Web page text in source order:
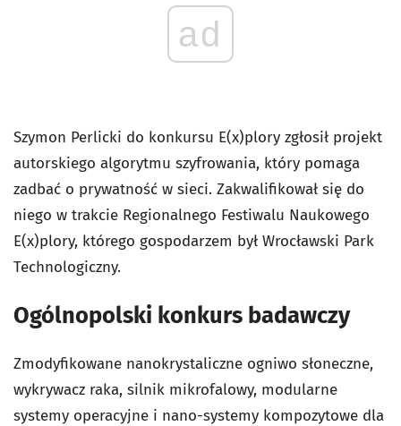
ad
Szymon Perlicki do konkursu E(x)plory zgłosił projekt
autorskiego algorytmu szyfrowania, który pomaga
zadbać o prywatność w sieci. Zakwalifikował się do
niego w trakcie Regionalnego Festiwalu Naukowego
E(x)plory, którego gospodarzem był Wrocławski Park
Technologiczny.
Ogólnopolski konkurs badawczy
Zmodyfikowane nanokrystaliczne ogniwo słoneczne,
wykrywacz raka, silnik mikrofalowy, modularne
systemy operacyjne i nano-systemy kompozytowe dla